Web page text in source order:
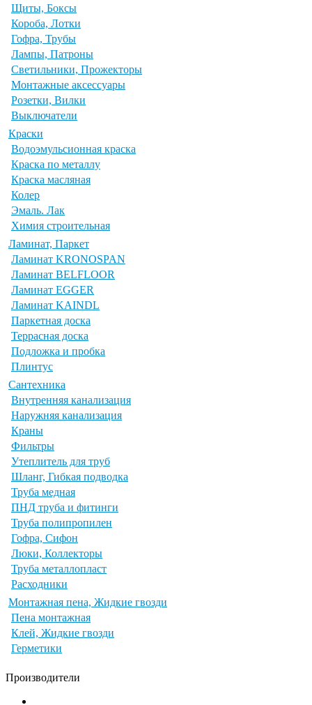
Щиты, Боксы
Короба, Лотки
Гофра, Трубы
Лампы, Патроны
Светильники, Прожекторы
Монтажные аксессуары
Розетки, Вилки
Выключатели
Краски
Водоэмульсионная краска
Краска по металлу
Краска масляная
Колер
Эмаль. Лак
Химия строительная
Ламинат, Паркет
Ламинат KRONOSPAN
Ламинат BELFLOOR
Ламинат EGGER
Ламинат KAINDL
Паркетная доска
Террасная доска
Подложка и пробка
Плинтус
Сантехника
Внутренняя канализация
Наружняя канализация
Краны
Фильтры
Утеплитель для труб
Шланг, Гибкая подводка
Труба медная
ПНД труба и фитинги
Труба полипропилен
Гофра, Сифон
Люки, Коллекторы
Труба металлопласт
Расходники
Монтажная пена, Жидкие гвозди
Пена монтажная
Клей, Жидкие гвозди
Герметики
Производители